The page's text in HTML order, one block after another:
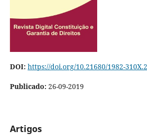
DOI: https://doi.org/10.21680/1982-
Publicado: 26-09-2019
Artigos